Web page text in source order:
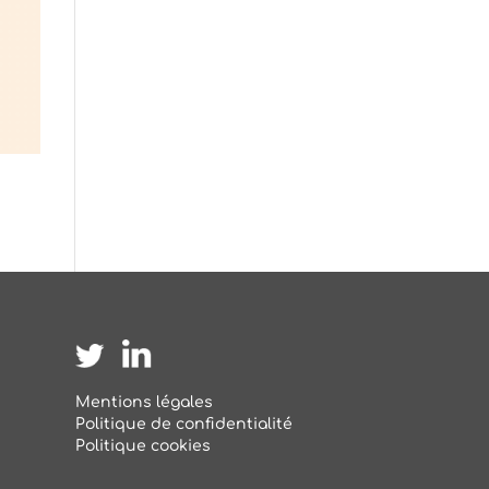
Mentions légales
Politique de confidentialité
Politique cookies